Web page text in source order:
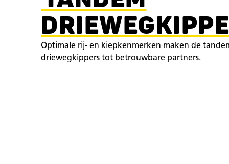
Optimale rij- en kiepkenmerken maken de
driewegkippers tot betrouwbare partners.